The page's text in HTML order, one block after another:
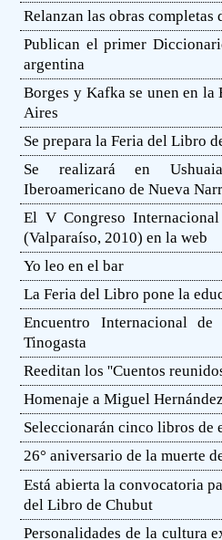
Relanzan las obras completas
Publican el primer
argentina
Borges y Kafka se unen en la
Aires
Se prepara la Feria del Libro
Se realizará en
Iberoamericano de Nueva
El V Congreso
(Valparaíso, 2010) en la web
Yo leo en el bar
La Feria del Libro pone la
Encuentro Internacional
Tinogasta
Reeditan los ''Cuentos
Homenaje a Miguel Hernández
Seleccionarán cinco libros de
26° aniversario de la muerte
Está abierta la convocatoria
del Libro de Chubut
Personalidades de la cultura